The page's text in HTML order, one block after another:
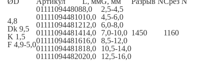
4,8
Dk 9,5
K 1,5
F 4,9-5,0
0111109448088,0 2,5-4,5
1450 1160
01111094481010,0 4,5-6,0
01111094481212,0 6,0-8,0
01111094481414,0
7,0-10,0
01111094481616,0 8,5-12,0
01111094481818,0
10,5-14,0
01111094482020,0 12,5-16,0